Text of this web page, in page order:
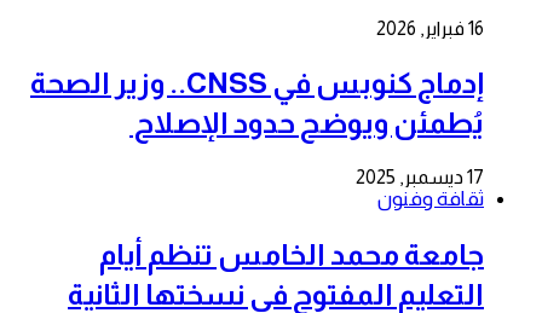
16 فبراير, 2026
إدماج كنوبس في CNSS.. وزير الصحة
يُطمئن ويوضح حدود الإصلاح
17 ديسمبر, 2025
ثقافة وفنون
جامعة محمد الخامس تنظم أيام
التعليم المفتوح في نسختها الثانية